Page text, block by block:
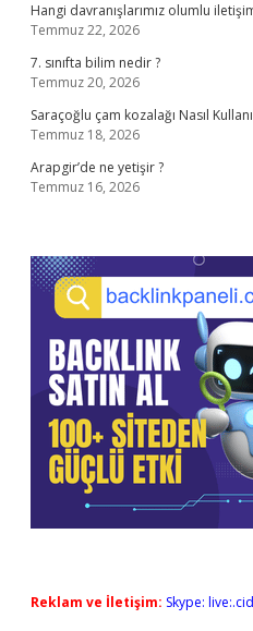
Hangi davranışlarımız olumlu
Temmuz 22, 2026
7. sınıfta bilim nedir ?
Temmuz 20, 2026
Saraçoğlu çam kozalağı Nasıl
Temmuz 18, 2026
Arapgir’de ne yetişir ?
Temmuz 16, 2026
Reklam ve İletişim: Skype: